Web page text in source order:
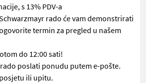
s 13% PDV-a
rado će vam demonstrirati
termin za pregled u našem
do 12:00 sati!
poslati ponudu putem e-pošte.
ili upitu.